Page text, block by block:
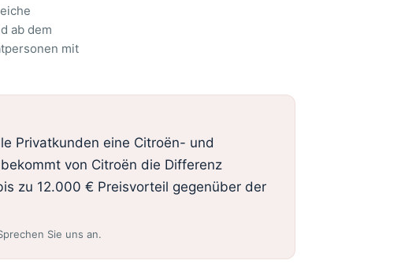
ab dem
mit
Privatkunden eine Citroën- und
von Citroën die Differenz
zu 12.000 € Preisvorteil gegenüber der
Sie uns an.